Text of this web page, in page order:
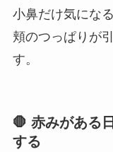
小鼻だけ気にな
頬のつっぱりが
す。
🛑 赤みがある
する